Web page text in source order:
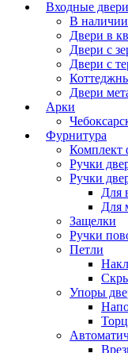
Входные двери
В наличии
Двери в
Двери с
Двери с
Двери
Арки
Фурнитура
Комплект
Ручки
Ручки
Для
Для
Защелки
Ручки
Петли
Упоры